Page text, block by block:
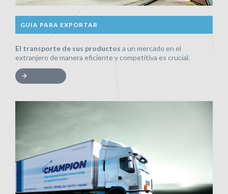
GUIA PARA EXPORTAR
El transporte de sus productos a un mercado en el
extranjero de manera eficiente y competitiva es crucial.